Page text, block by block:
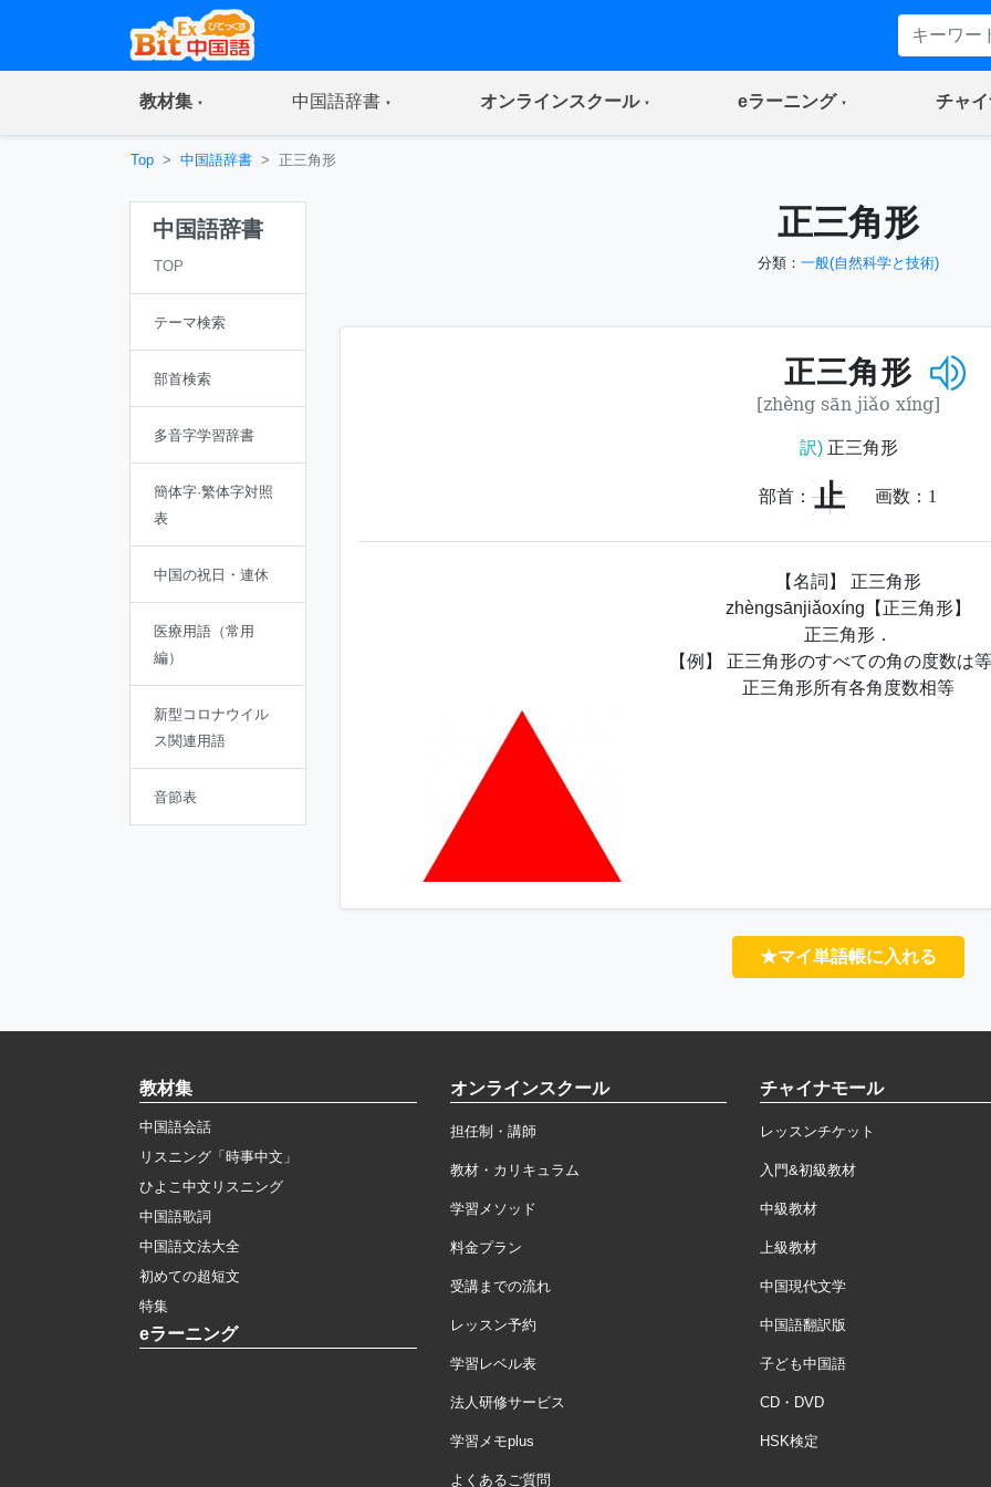
教材集(current) 中国語辞書(current) オンラインスクール(current) eラーニング(current) チャ
Top 中国語辞書 正三角形
中国語辞書
TOP
テーマ検索
部首検索
多音字学習辞書
簡体字·繁体字対照
表
中国の祝日・連休
医療用語（常用
編）
新型コロナウイル
ス関連用語
音節表
正三角形
分類： 一般(自然科学と技術)
正三角形
[zhèng sān jiǎo xíng]
訳)正三角形
部首： 止 画数： 1
【名詞】 正三角形
zhèngsānjiǎoxíng【正三角形】
正三角形．
【例】 正三角形のすべての角の度数は
正三角形所有各角度数相等
★マイ単語帳に入れる
教材集
中国語会話
リスニング「時事中文」
ひよこ中文リスニング
中国語歌詞
中国語文法大全
初めての超短文
特集
eラーニング
オンラインスクール
担任制・講師
教材・カリキュラム
学習メソッド
料金プラン
受講までの流れ
レッスン予約
学習レベル表
法人研修サービス
学習メモplus
よくあるご質問
チャイナモール
レッスンチケット
入門&初級教材
中級教材
上級教材
中国現代文学
中国語翻訳版
子ども中国語
CD・DVD
HSK検定